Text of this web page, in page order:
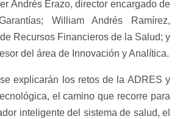
Andrés Erazo, director encargado de
William Andrés Ramírez,
Recursos Financieros de la Salud; y
del área de Innovación y Analítica.
explicarán los retos de la ADRES y
el camino que recorre para
inteligente del sistema de salud, el